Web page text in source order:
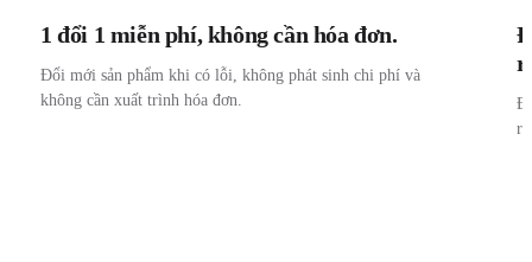
1 đổi 1 miễn phí, không cần hóa đơn.
Đổi mới sản phẩm khi có lỗi, không phát sinh chi phí và
không cần xuất trình hóa đơn.